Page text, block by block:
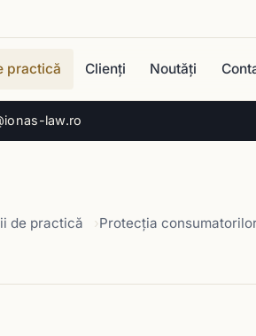
law.ro
practică Clienți Noutăți
de practică Protecția